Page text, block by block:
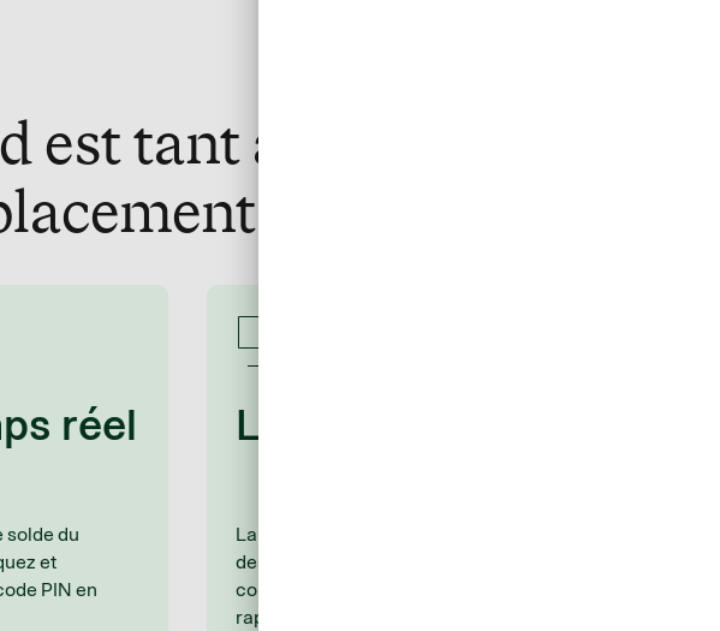
tant appréciée par le
réel
solde du
et
PIN en
Le paiement en route
La carte Corporate AirPlus permettant d’effectuer
des paiements mobiles sans contact, vos
collaborateurs sont en mesure de régler les frais
rapidement, facilement et en toute sécurité.